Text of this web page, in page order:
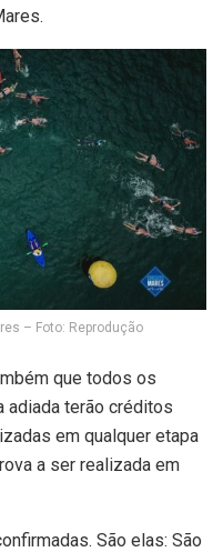
– Foto: Reprodução
que todos os
adiada terão créditos
em qualquer etapa
a ser realizada em
São elas: São